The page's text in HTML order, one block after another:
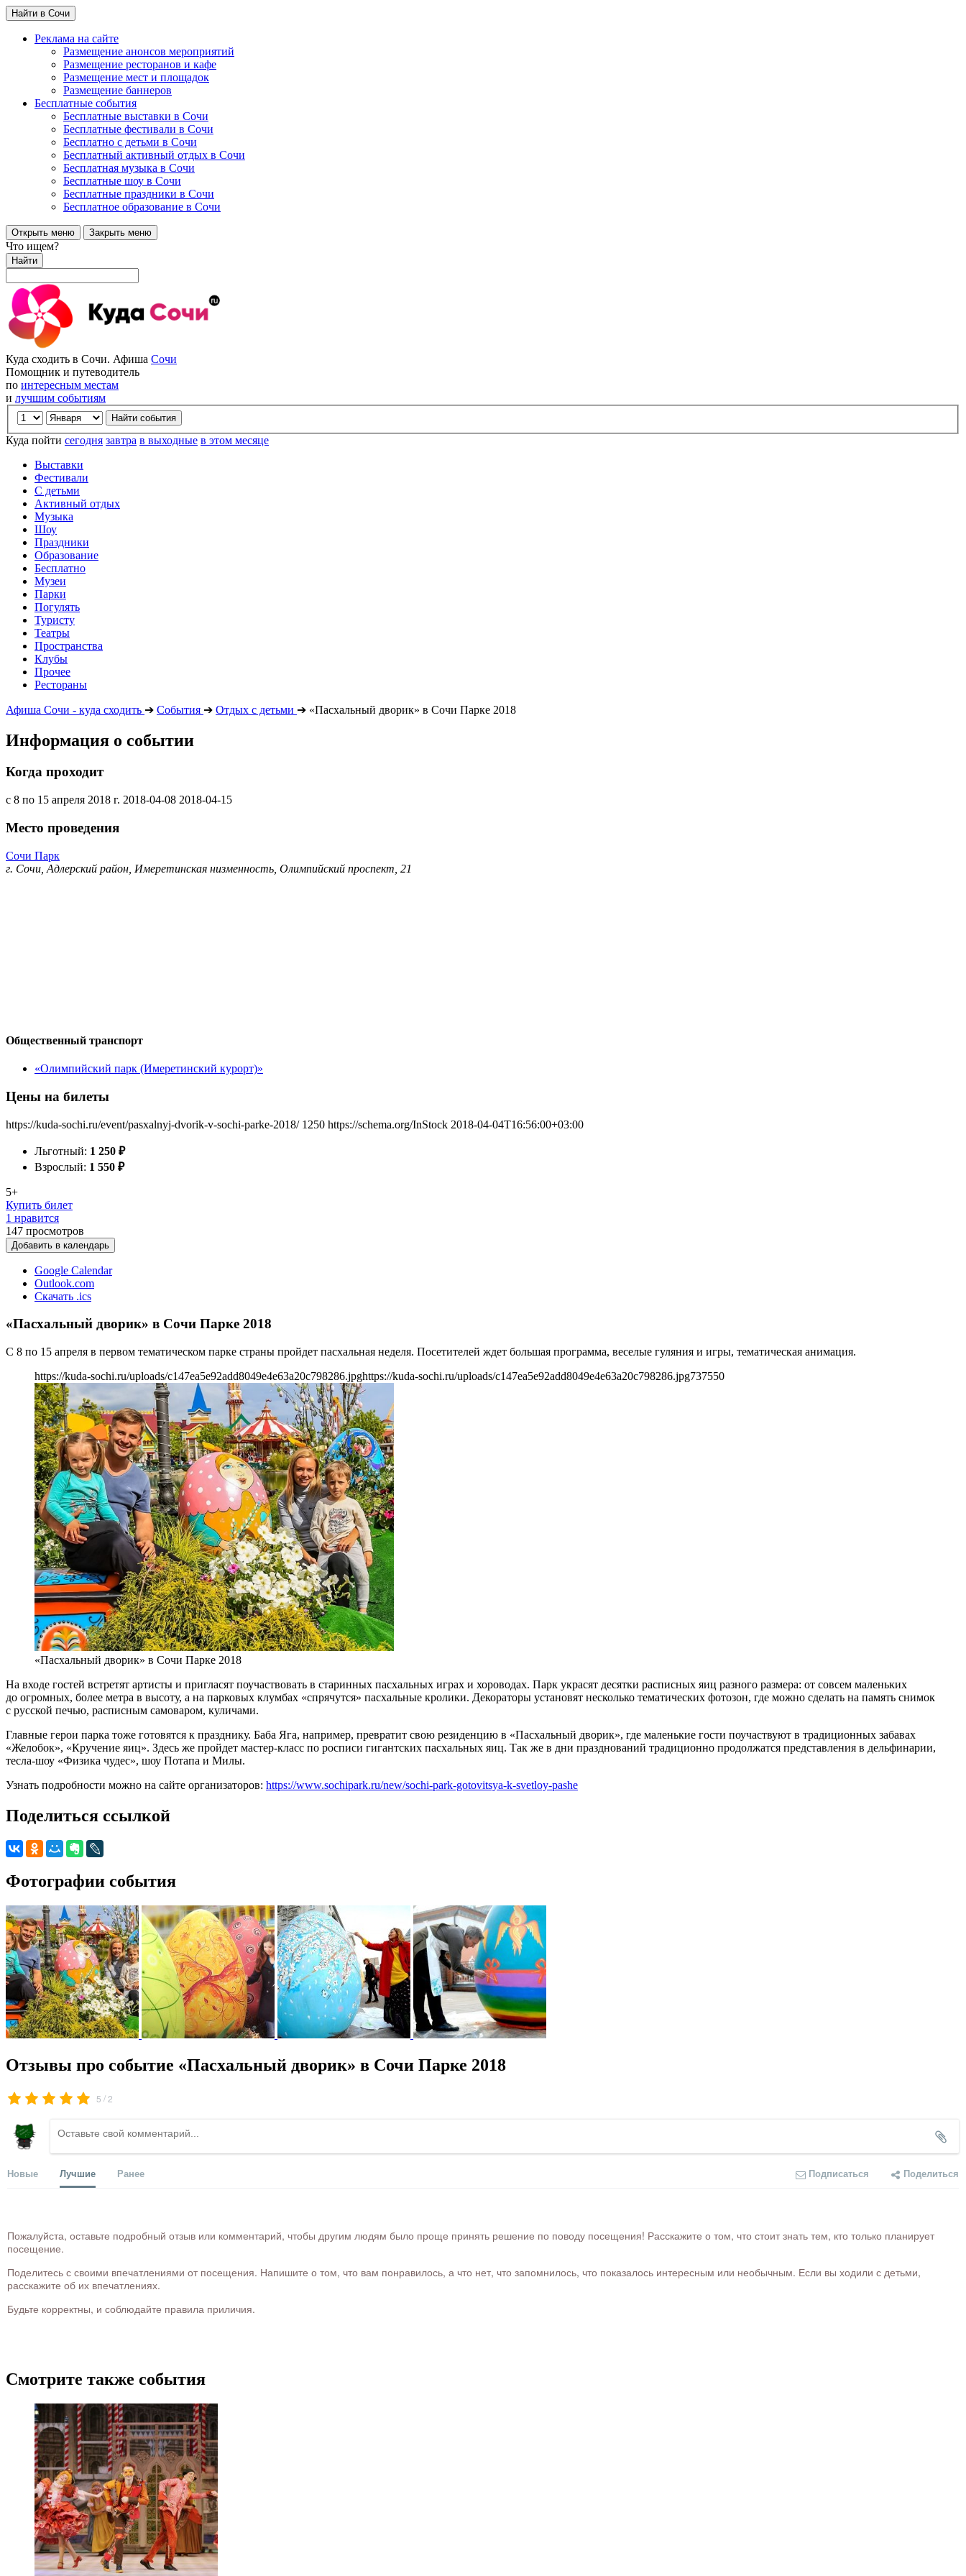
Найти в Сочи
Реклама на сайте
Размещение анонсов мероприятий
Размещение ресторанов и кафе
Размещение мест и площадок
Размещение баннеров
Бесплатные события
Бесплатные выставки в Сочи
Бесплатные фестивали в Сочи
Бесплатно с детьми в Сочи
Бесплатный активный отдых в Сочи
Бесплатная музыка в Сочи
Бесплатные шоу в Сочи
Бесплатные праздники в Сочи
Бесплатное образование в Сочи
Открыть меню Закрыть меню
Что ищем?
Найти
Куда сходить в Сочи. Афиша Сочи
Помощник и путеводитель
по интересным местам
и лучшим событиям
Куда пойти сегодня завтра в выходные в этом месяце
Выставки
Фестивали
С детьми
Активный отдых
Музыка
Шоу
Праздники
Образование
Бесплатно
Музеи
Парки
Погулять
Туристу
Театры
Пространства
Клубы
Прочее
Рестораны
Афиша Сочи - куда сходить ➔ События ➔ Отдых с детьми ➔ «Пасхальный дворик» в Сочи Парке 2018
Информация о событии
Когда проходит
с 8 по 15 апреля 2018 г. 2018-04-08 2018-04-15
Место проведения
Сочи Парк
г. Сочи, Адлерский район, Имеретинская низменность, Олимпийский проспект, 21
Общественный транспорт
«Олимпийский парк (Имеретинский курорт)»
Цены на билеты
https://kuda-sochi.ru/event/pasxalnyj-dvorik-v-sochi-parke-2018/ 1250 https://schema.org/InStock 2018-04-04T16:56:00+03:00
Льготный: 1 250 ₽
Взрослый: 1 550 ₽
5+
Купить билет
1 нравится
147 просмотров
Добавить в календарь
Google Calendar
Outlook.com
Скачать .ics
«Пасхальный дворик» в Сочи Парке 2018
С 8 по 15 апреля в первом тематическом парке страны пройдет пасхальная неделя. Посетителей ждет большая программа, веселые гуляния и игры, тематическая анимация.
https://kuda-sochi.ru/uploads/c147ea5e92add8049e4e63a20c798286.jpghttps://kuda-sochi.ru/uploads/c147ea5e92add8049e4e63a20c798286.jpg737550
«Пасхальный дворик» в Сочи Парке 2018
На входе гостей встретят артисты и пригласят поучаствовать в старинных пасхальных играх и хороводах. Парк украсят десятки расписных яиц разного размера: от совсем маленьких
до огромных, более метра в высоту, а на парковых клумбах «спрячутся» пасхальные кролики. Декораторы установят несколько тематических фотозон, где можно сделать на память снимок
с русской печью, расписным самоваром, куличами.
Главные герои парка тоже готовятся к празднику. Баба Яга, например, превратит свою резиденцию в «Пасхальный дворик», где маленькие гости поучаствуют в традиционных забавах
«Желобок», «Кручение яиц». Здесь же пройдет мастер-класс по росписи гигантских пасхальных яиц. Так же в дни празднований традиционно продолжатся представления в дельфинарии,
тесла-шоу «Физика чудес», шоу Потапа и Милы.
Узнать подробности можно на сайте организаторов: https://www.sochipark.ru/new/sochi-park-gotovitsya-k-svetloy-pashe
Поделиться ссылкой
Фотографии события
Отзывы про событие «Пасхальный дворик» в Сочи Парке 2018
5 /2
Новые Лучшие Ранее Подписаться Поделиться
Пожалуйста, оставьте подробный отзыв или комментарий, чтобы другим людям было проще принять решение по поводу посещения! Расскажите о том, что стоит знать тем, кто только планирует
посещение.
Поделитесь с своими впечатлениями от посещения. Напишите о том, что вам понравилось, а что нет, что запомнилось, что показалось интересным или необычным. Если вы ходили с детьми,
расскажите об их впечатлениях.
Будьте корректны, и соблюдайте правила приличия.
Смотрите также события